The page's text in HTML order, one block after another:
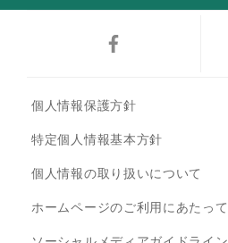
個人情報保護方針
特定個人情報基本方針
個人情報の取り扱いについて
ホームページのご利用にあたって